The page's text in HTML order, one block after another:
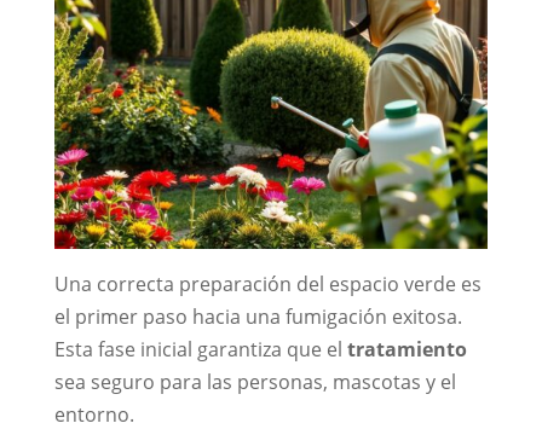
Una correcta preparación del espacio verde es
el primer paso hacia una fumigación exitosa.
Esta fase inicial garantiza que el tratamiento
sea seguro para las personas, mascotas y el
entorno.